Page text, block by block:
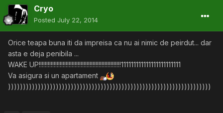
Cryo
Posted July 22, 2014
Orice teapa buna iti da impreisa ca nu ai nimic de peirdut... dar
asta e deja penibila ...
WAKE UP!!!!!!!!!!!!!!!!!!!!!!!!!!!!!!!!!!!!!!!!!!!!!!!!!!!!!!!111111111111111111111111
Va asigura si un apartament
))))))))))))))))))))))))))))))))))))))))))))))))))))))))))))))))))))